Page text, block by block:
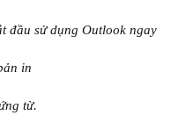
đầu sử dụng Outlook ngay
in
từ.